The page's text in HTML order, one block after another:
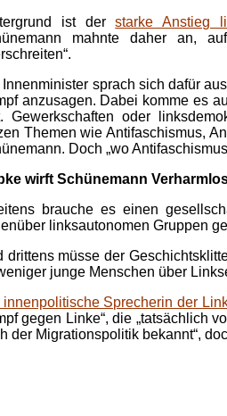
ist derstarke Anstieg
mahnte daher an,
Innenminister sprach sich dafür
anzusagen. Dabei komme es
Gewerkschaften oder
Themen wie Antifaschismus,
Doch „wo
wirft Schünemann
brauche es einen
linksautonomen Gruppen
drittens müsse der
junge Menschen über
innenpolitische Sprecherin der
gegen Linke“, die „tatsächlich
der Migrationspolitik bekannt“,